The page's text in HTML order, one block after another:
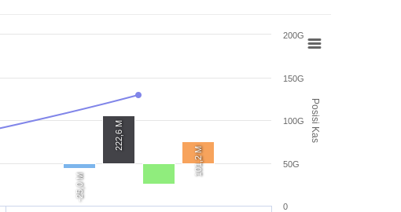
Posisi Kas
-25,0 M
222,6 M
101,2 M
0
50G
100G
150G
200G